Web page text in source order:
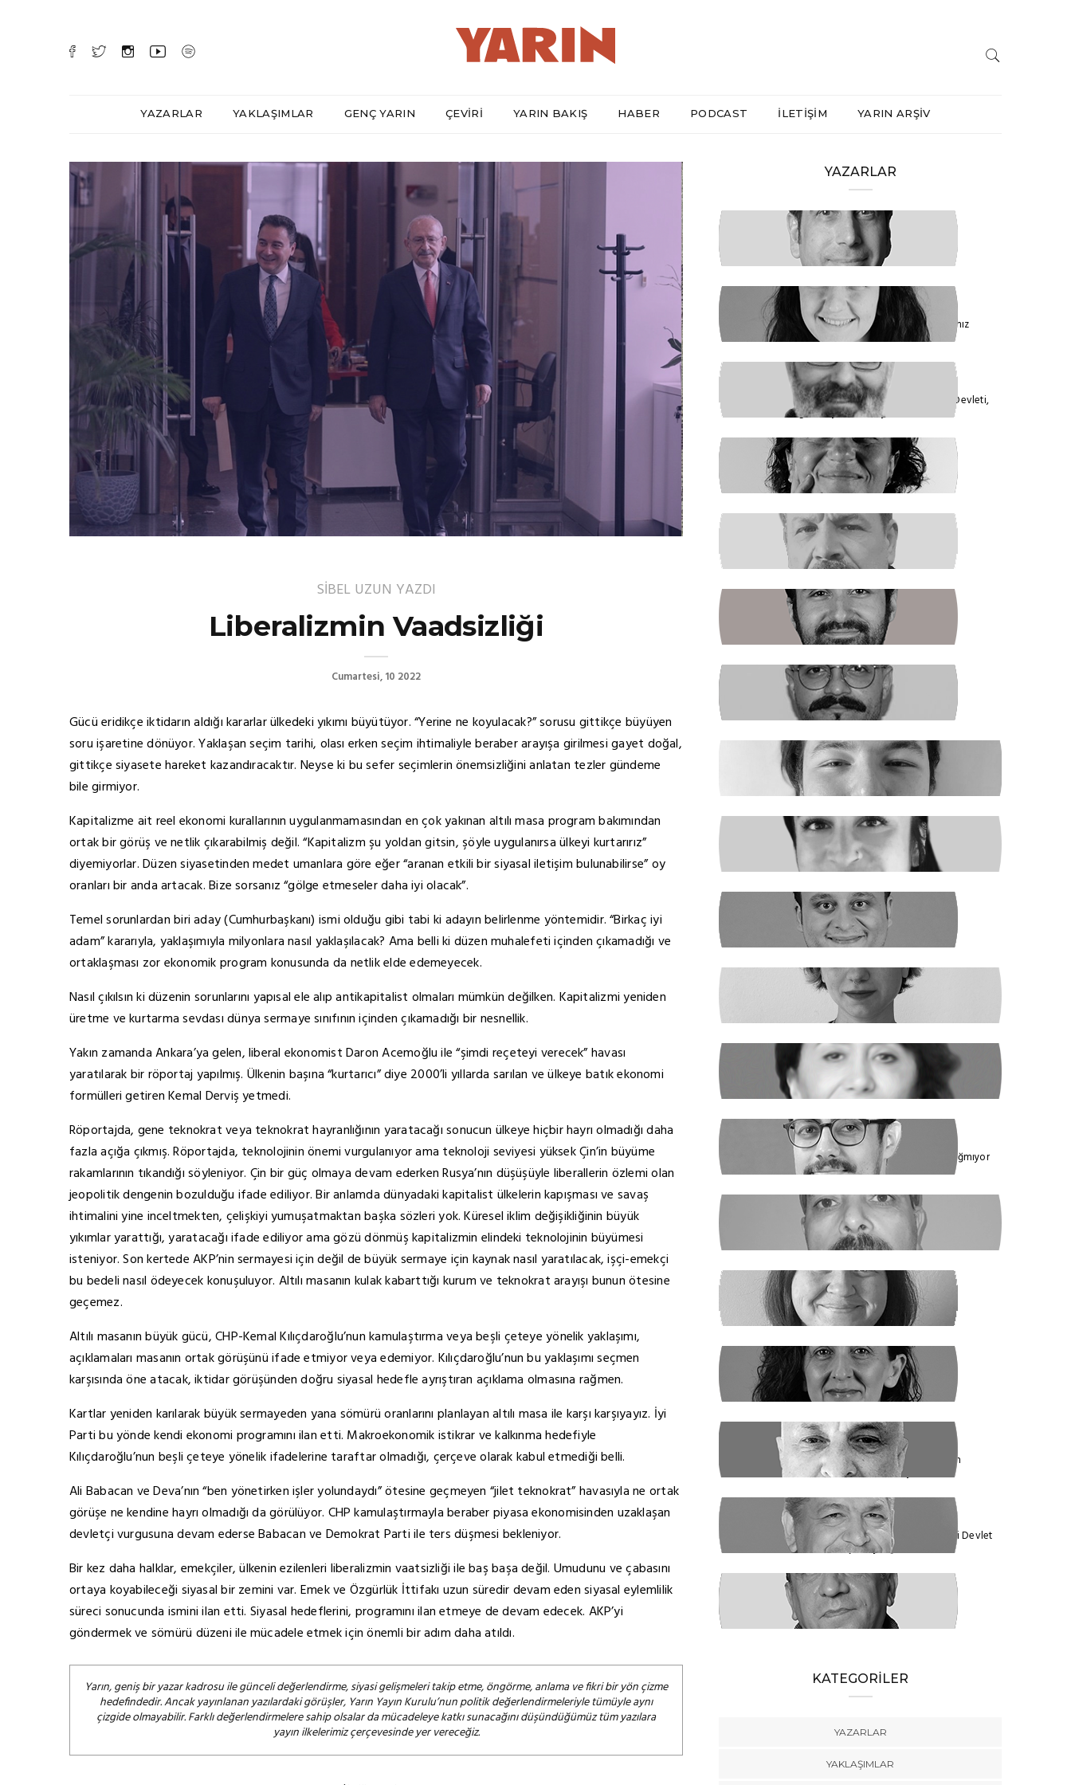
YAZARLAR YAKLAŞIMLAR GENÇ YARIN ÇEVİRİ YARIN BAKIŞ HABER PODCAST İLETİŞİM YARIN ARŞİV
SİBEL UZUN YAZDI
Liberalizmin Vaadsizliği
Cumartesi, 10 2022
Gücü eridikçe iktidarın aldığı kararlar ülkedeki yıkımı büyütüyor. “Yerine ne koyulacak?” sorusu gittikçe büyüyen
soru işaretine dönüyor. Yaklaşan seçim tarihi, olası erken seçim ihtimaliyle beraber arayışa girilmesi gayet doğal,
gittikçe siyasete hareket kazandıracaktır. Neyse ki bu sefer seçimlerin önemsizliğini anlatan tezler gündeme
bile girmiyor.
Kapitalizme ait reel ekonomi kurallarının uygulanmamasından en çok yakınan altılı masa program bakımından
ortak bir görüş ve netlik çıkarabilmiş değil. “Kapitalizm şu yoldan gitsin, şöyle uygulanırsa ülkeyi kurtarırız”
diyemiyorlar. Düzen siyasetinden medet umanlara göre eğer “aranan etkili bir siyasal iletişim bulunabilirse” oy
oranları bir anda artacak. Bize sorsanız “gölge etmeseler daha iyi olacak”.
Temel sorunlardan biri aday (Cumhurbaşkanı) ismi olduğu gibi tabi ki adayın belirlenme yöntemidir. “Birkaç iyi
adam” kararıyla, yaklaşımıyla milyonlara nasıl yaklaşılacak? Ama belli ki düzen muhalefeti içinden çıkamadığı ve
ortaklaşması zor ekonomik program konusunda da netlik elde edemeyecek.
Nasıl çıkılsın ki düzenin sorunlarını yapısal ele alıp antikapitalist olmaları mümkün değilken. Kapitalizmi yeniden
üretme ve kurtarma sevdası dünya sermaye sınıfının içinden çıkamadığı bir nesnellik.
Yakın zamanda Ankara’ya gelen, liberal ekonomist Daron Acemoğlu ile “şimdi reçeteyi verecek” havası
yaratılarak bir röportaj yapılmış. Ülkenin başına “kurtarıcı” diye 2000’li yıllarda sarılan ve ülkeye batık ekonomi
formülleri getiren Kemal Derviş yetmedi.
Röportajda, gene teknokrat veya teknokrat hayranlığının yaratacağı sonucun ülkeye hiçbir hayrı olmadığı daha
fazla açığa çıkmış. Röportajda, teknolojinin önemi vurgulanıyor ama teknoloji seviyesi yüksek Çin’in büyüme
rakamlarının tıkandığı söyleniyor. Çin bir güç olmaya devam ederken Rusya’nın düşüşüyle liberallerin özlemi olan
jeopolitik dengenin bozulduğu ifade ediliyor. Bir anlamda dünyadaki kapitalist ülkelerin kapışması ve savaş
ihtimalini yine inceltmekten, çelişkiyi yumuşatmaktan başka sözleri yok. Küresel iklim değişikliğinin büyük
yıkımlar yarattığı, yaratacağı ifade ediliyor ama gözü dönmüş kapitalizmin elindeki teknolojinin büyümesi
isteniyor. Son kertede AKP’nin sermayesi için değil de büyük sermaye için kaynak nasıl yaratılacak, işçi-emekçi
bu bedeli nasıl ödeyecek konuşuluyor. Altılı masanın kulak kabarttığı kurum ve teknokrat arayışı bunun ötesine
geçemez.
Altılı masanın büyük gücü, CHP-Kemal Kılıçdaroğlu’nun kamulaştırma veya beşli çeteye yönelik yaklaşımı,
açıklamaları masanın ortak görüşünü ifade etmiyor veya edemiyor. Kılıçdaroğlu’nun bu yaklaşımı seçmen
karşısında öne atacak, iktidar görüşünden doğru siyasal hedefle ayrıştıran açıklama olmasına rağmen.
Kartlar yeniden karılarak büyük sermayeden yana sömürü oranlarını planlayan altılı masa ile karşı karşıyayız. İyi
Parti bu yönde kendi ekonomi programını ilan etti. Makroekonomik istikrar ve kalkınma hedefiyle
Kılıçdaroğlu’nun beşli çeteye yönelik ifadelerine taraftar olmadığı, çerçeve olarak kabul etmediği belli.
Ali Babacan ve Deva’nın “ben yönetirken işler yolundaydı” ötesine geçmeyen “jilet teknokrat” havasıyla ne ortak
görüşe ne kendine hayrı olmadığı da görülüyor. CHP kamulaştırmayla beraber piyasa ekonomisinden uzaklaşan
devletçi vurgusuna devam ederse Babacan ve Demokrat Parti ile ters düşmesi bekleniyor.
Bir kez daha halklar, emekçiler, ülkenin ezilenleri liberalizmin vaatsizliği ile baş başa değil. Umudunu ve çabasını
ortaya koyabileceği siyasal bir zemini var. Emek ve Özgürlük İttifakı uzun süredir devam eden siyasal eylemlilik
süreci sonucunda ismini ilan etti. Siyasal hedeflerini, programını ilan etmeye de devam edecek. AKP’yi
göndermek ve sömürü düzeni ile mücadele etmek için önemli bir adım daha atıldı.
Yarın, geniş bir yazar kadrosu ile günceli değerlendirme, siyasi gelişmeleri takip etme, öngörme, anlama ve fikri bir yön çizme
hedefindedir. Ancak yayınlanan yazılardaki görüşler, Yarın Yayın Kurulu’nun politik değerlendirmeleriyle tümüyle aynı
çizgide olmayabilir. Farklı değerlendirmelere sahip olsalar da mücadeleye katkı sunacağını düşündüğümüz tüm yazılara
yayın ilkelerimiz çerçevesinde yer vereceğiz.
YAZARLAR
HAKAN ÖZTÜRK
Barışa Başlamalıyız
FİDAN ATASELİM
Paketinizle 6284’e Dokunamayacaksınız
VEYSEL AKTAŞ
Faşizmin Yeniden Biçimlenmesi. Kriz Devleti,
Hegemonya ve Türkiye
GÜLSÜM KAV
Şiddetin İlacı, Barışa Kavuşmaktır
RAŞİT ŞAHİN
Boş Koltukta Kim Oturuyordu?
BATUHAN GÜNDOĞDU
Halkın Kendi Kendini Yönetmesi
FIRAT ÖZTAŞ
AKP Kaybetti
EGE ŞAHİN
Madenciler İşaret Verdi
NURSELİ GÖZÜAÇIK
Şiddetin Faili, Çocukların Katili Kim?
NEHİR SEVİM
Dünya Çapında
ILGIN GÜRSES
Açlık ve Diğer "Çözülemez" Sorunlar
RUKİYE LEYLA SÜREN
Cumhur İttifakı’nın Hedefi: Kadınlar
ÇAĞDAŞ SİNAN DAĞ
Toplumun Enerjisi Rejimin Çuvalına Sığmıyor
GHADER ANARİ
Ne Şeyh, Ne Şah
SANEM DENİZ KURAL
Yaz Yaz Listeye Bizi De Yaz
SİBEL UZUN
Yasak Tanımadılar
ENDER EREN
Mısır’dan Kanada’ya, Şarm el Şeyh’den
Montreal’e Umutlar Tükeniyor mu?
KADİR DADAN
Türkiye'nin Ekolojik Gerçekleri ve Yeni Devlet
Düzeni 1 - Güçler Ayrılığı
SÜLEYMAN KARAN
Öyle Bir 102 Yıl ki, 102 Farklı Biçimde
Anlatılabilir
KATEGORİLER
YAZARLAR
YAKLAŞIMLAR